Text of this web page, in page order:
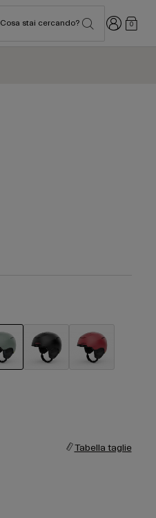
Cosa stai cercando? Accedi
0
Tabella taglie